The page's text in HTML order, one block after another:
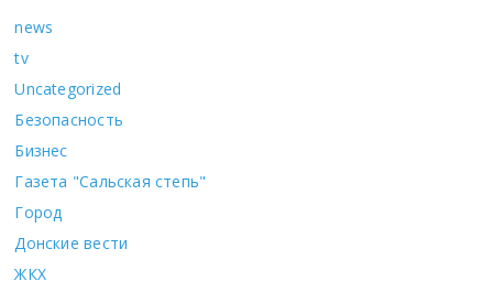
news
tv
Uncategorized
Безопасность
Бизнес
Газета "Сальская степь"
Город
Донские вести
ЖКХ